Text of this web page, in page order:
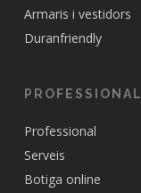
Armaris i vestidors
Duranfriendly
PROFESSIONAL
Professional
Serveis
Botiga online